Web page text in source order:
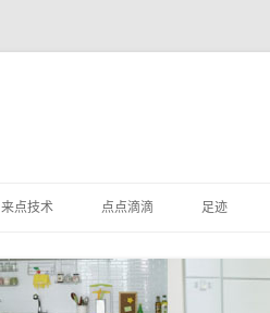
至
内
来点技术 点点滴滴 足迹